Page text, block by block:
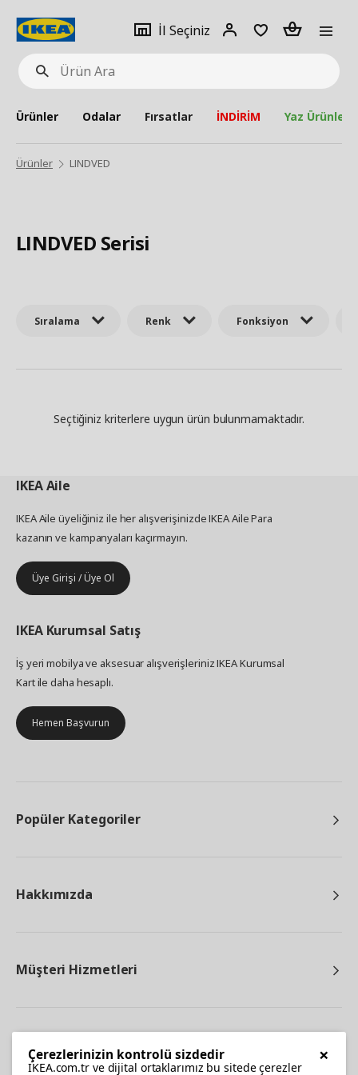
Ürün
Ara
İl Seçiniz
Giriş
Adet
Ürünler Odalar Fırsatlar İNDİRİM Yaz Ürünleri
Ürünler LINDVED
LINDVED Serisi
Sıralama Renk Fonksiyon
Seçtiğiniz kriterlere uygun ürün bulunmamaktadır.
IKEAAile
IKEA Aile üyeliğiniz ile her alışverişinizde IKEA Aile Para
kazanın ve kampanyaları kaçırmayın.
Üye Girişi / Üye Ol
IKEA Kurumsal Satış
İş yeri mobilya ve aksesuar alışverişleriniz IKEA Kurumsal
Kart ile daha hesaplı.
Hemen Başvurun
Popüler Kategoriler
Hakkımızda
Müşteri Hizmetleri
×
Çerezlerinizin kontrolü sizdedir
IKEA.com.tr ve dijital ortaklarımız bu sitede çerezler